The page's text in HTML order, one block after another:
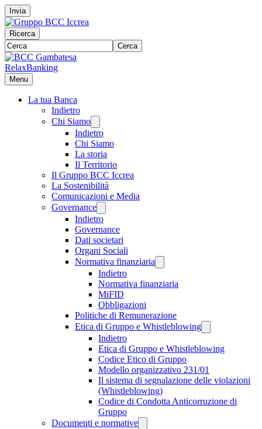
Invia
Ricerca
Cerca
RelaxBanking
Menu
La tua Banca
Indietro
Chi Siamo
Indietro
Chi Siamo
La storia
Il Territorio
Il Gruppo BCC Iccrea
La Sostenibilità
Comunicazioni e Media
Governance
Indietro
Governance
Dati societari
Organi Sociali
Normativa finanziaria
Indietro
Normativa finanziaria
MiFID
Obbligazioni
Politiche di Remunerazione
Etica di Gruppo e Whistleblowing
Indietro
Etica di Gruppo e Whistleblowing
Codice Etico di Gruppo
Modello organizzativo 231/01
Il sistema di segnalazione delle violazioni
(Whistleblowing)
Codice di Condotta Anticorruzione di
Gruppo
Documenti e normative